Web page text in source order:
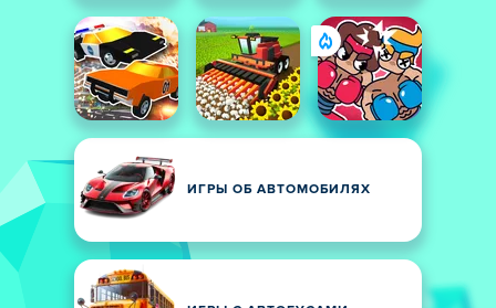
ИГРЫ ОБ АВТОМОБИЛЯХ